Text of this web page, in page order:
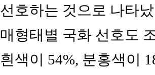
선호하는 것으로 나타
매형태별 국화 선호도
흰색이 54%, 분홍색이